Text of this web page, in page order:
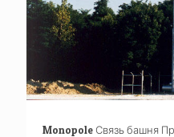
Monopole Связь башня